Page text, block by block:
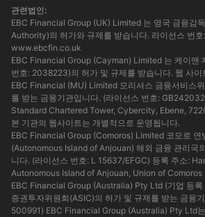
관련법인:
EBC Financial Group (UK) Limited 는 영국 금융감
Authority)의 허가와 규제를 받습니다. 라이선스 번
www.ebcfin.co.uk
EBC Financial Group (Cayman) Limited 는 케이맨
번호: 2038223)의 허가 및 규제를 받습니다. 웹 사이
EBC Financial (MU) Limited 모리셔스 금융서비스
를 받는 금융기관입니다. (라이선스 번호:
Standard Chartered Tower, Cybercity, Ebene,
본 기관의 웹사이트는 개별적으로 운영됩니다.
EBC Financial Group (Comoros) Limited 코모로 연
(Autonomous Island of Anjouan) 해외 금융 관리국
니다. (라이선스 번호: L 15637/EFGC) 등록 주소:
Autonomous Island of Anjouan, Union of Comoros
EBC Financial Group (Australia) Pty Ltd (기업 등
증권투자위원회(ASIC)의 허가 및 규제를 받는 금융
500991) EBC Financial Group (Australia) Pty Ltd